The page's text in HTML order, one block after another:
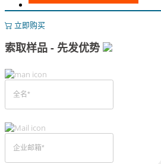
立即购买
索取样品 - 先发优势